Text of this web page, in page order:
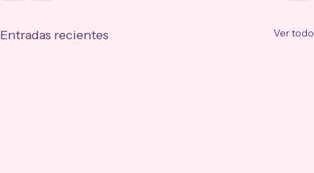
Entradas recientes Ver todo